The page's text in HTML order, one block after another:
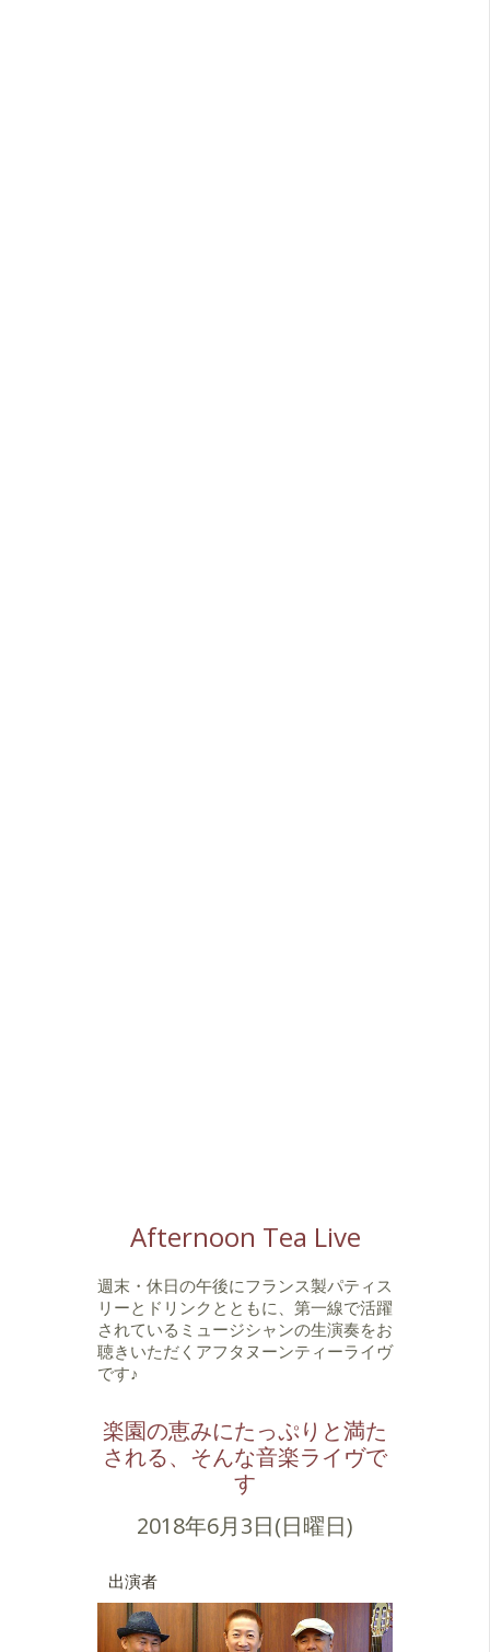
Afternoon Tea Live
週末・休日の午後にフランス製パティス
リーとドリンクとともに、第一線で活躍
されているミュージシャンの生演奏をお
聴きいただくアフタヌーンティーライヴ
です♪
楽園の恵みにたっぷりと満た
される、そんな音楽ライヴで
す
2018年6月3日(日曜日)
出演者